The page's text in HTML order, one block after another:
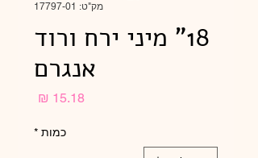
מק"ט: 17797-01
18" מיני ירח ורוד
אנגרם
כמות *